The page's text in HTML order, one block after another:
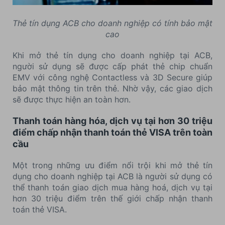
Thẻ tín dụng ACB cho doanh nghiệp có tính bảo mật
cao
Khi mở thẻ tín dụng cho doanh nghiệp tại ACB,
người sử dụng sẽ được cấp phát thẻ chip chuẩn
EMV với công nghệ Contactless và 3D Secure giúp
bảo mật thông tin trên thẻ. Nhờ vậy, các giao dịch
sẽ được thực hiện an toàn hơn.
Thanh toán hàng hóa, dịch vụ tại hơn 30 triệu
điểm chấp nhận thanh toán thẻ VISA trên toàn
cầu
Một trong những ưu điểm nổi trội khi mở thẻ tín
dụng cho doanh nghiệp tại ACB là người sử dụng có
thể thanh toán giao dịch mua hàng hoá, dịch vụ tại
hơn 30 triệu điểm trên thế giới chấp nhận thanh
toán thẻ VISA.